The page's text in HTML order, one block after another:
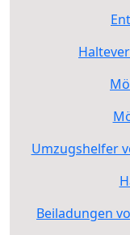
Umzugshelfer
Beiladungen